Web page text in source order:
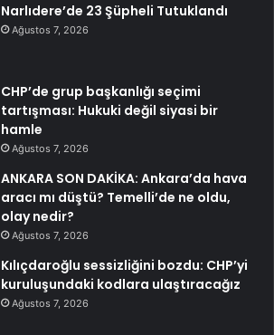
Narlıdere’de 23 Şüpheli Tutuklandı
Ağustos 7, 2026
CHP’de grup başkanlığı seçimi
tartışması: Hukuki değil siyasi bir
hamle
Ağustos 7, 2026
ANKARA SON DAKİKA: Ankara’da hava
aracı mı düştü? Temelli’de ne oldu,
olay nedir?
Ağustos 7, 2026
Kılıçdaroğlu sessizliğini bozdu: CHP’yi
kuruluşundaki kodlara ulaştıracağız
Ağustos 7, 2026